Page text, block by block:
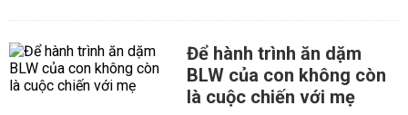
Để hành trình ăn dặm
BLW của con không còn
là cuộc chiến với mẹ